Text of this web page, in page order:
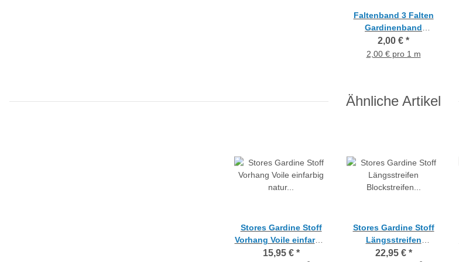
Faltenband 3 Falten
Gardinenband
Kräuselband weiß
transparent 3 Falten
2,00 € *
2,00 € pro 1 m
Ähnliche Artikel
Stores Gardine Stoff
Vorhang Voile einfarbig
natur transparent,
15,95 € *
Stores Gardine Stoff
Längsstreifen
Blockstreifen weiß
22,95 € *